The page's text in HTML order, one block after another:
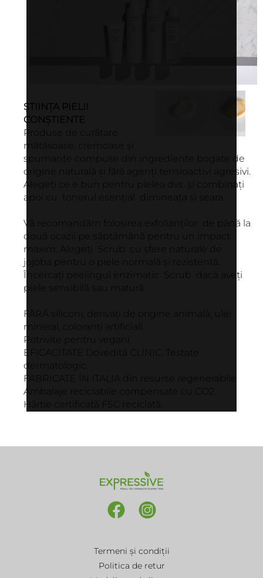
ȘTIINȚA PIELII
CONȘTIENTE
Produse de curățare
mătăsoase, cremoase și
spumante compuse din ingrediente bogate de
origine naturală și fără agenți tensioactivi agresivi.
Alegeți ce e bun pentru pielea dvs. și combinați
apoi cu tonerul esențial dimineața și seara.
Vă recomandăm folosirea exfolianților de până la
două ocazii pe săptămână pentru un impact
maxim. Alegeți Scrub cu sfere naturale de
jojoba pentru o piele normală și rezistentă.
Încercați peelingul enzimatic Scrub dacă aveți
piele sensibilă sau matură.
FĂRĂ siliconi, derivați de origine animală, ulei
mineral, coloranți artificiali.
Potrivite pentru vegani.
EFICACITATE Dovedită CLINIC. Testate
dermatologic.
FABRICATE ÎN ITALIA din resurse regenerabile
Ambalaje reciclabile compensate cu CO2.
Hârtie certificată FSC reciclată.
Termeni și condiții
Politica de retur